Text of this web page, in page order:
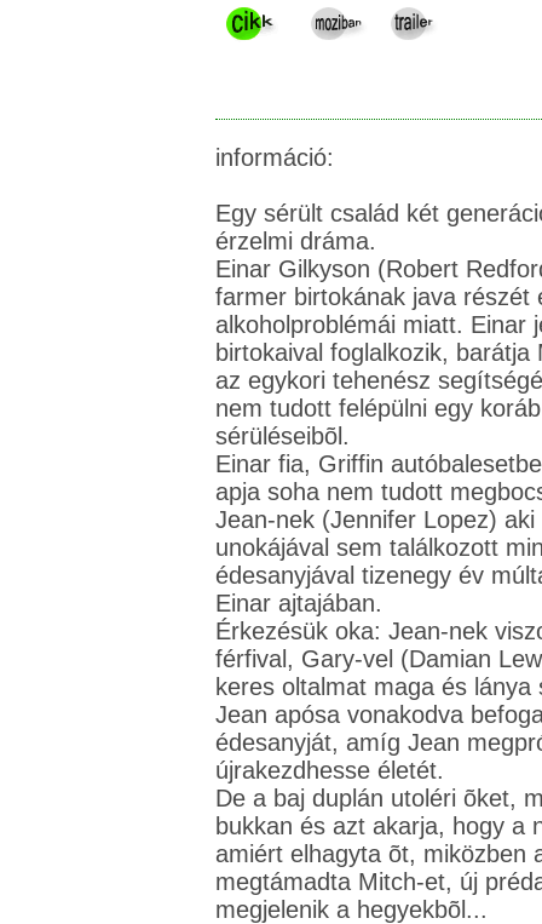
információ:
Egy sérült család két
érzelmi dráma.
Einar Gilkyson (Robert
farmer birtokának java részét
alkoholproblémái miatt. Einar jelenleg a
birtokaival foglalkozik,
az egykori tehenész
nem tudott felépülni egy
sérüléseibõl.
Einar fia, Griffin
apja soha nem tudott
Jean-nek (Jennifer Lopez)
unokájával sem találkozott
édesanyjával tizenegy év
Einar ajtajában.
Érkezésük oka: Jean-nek
férfival, Gary-vel (Damian
keres oltalmat maga és
Jean apósa vonakodva
édesanyját, amíg Jean
újrakezdhesse életét.
De a baj duplán utoléri õket,
bukkan és azt akarja, hogy a
amiért elhagyta õt, miközben
megtámadta Mitch-et, új
megjelenik a hegyekbõl...